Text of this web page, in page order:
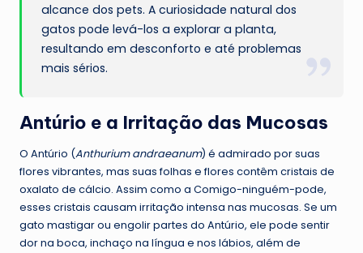
alcance dos pets. A curiosidade natural dos
gatos pode levá-los a explorar a planta,
resultando em desconforto e até problemas
mais sérios.
Antúrio e a Irritação das Mucosas
O Antúrio (Anthurium andraeanum) é admirado por suas
flores vibrantes, mas suas folhas e flores contêm cristais de
oxalato de cálcio. Assim como a Comigo-ninguém-pode,
esses cristais causam irritação intensa nas mucosas. Se um
gato mastigar ou engolir partes do Antúrio, ele pode sentir
dor na boca, inchaço na língua e nos lábios, além de